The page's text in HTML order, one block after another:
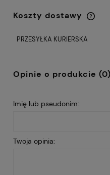
Koszty dostawy
Cena nie zawiera
PRZESYŁKA KURIERSKA
Opinie o produkcie (0)
Imię lub pseudonim:
Twoja opinia: